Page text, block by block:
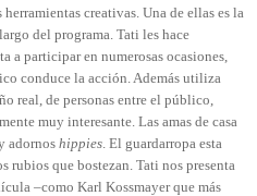
creativas. Una de ellas es la
del programa. Tati les hace
participar en numerosas ocasiones,
conduce la acción. Además utiliza
real, de personas entre el público,
muy interesante. Las amas de casa
adornos hippies . El guardarropa esta
rubios que bostezan. Tati nos presenta
–como Karl Kossmayer que más